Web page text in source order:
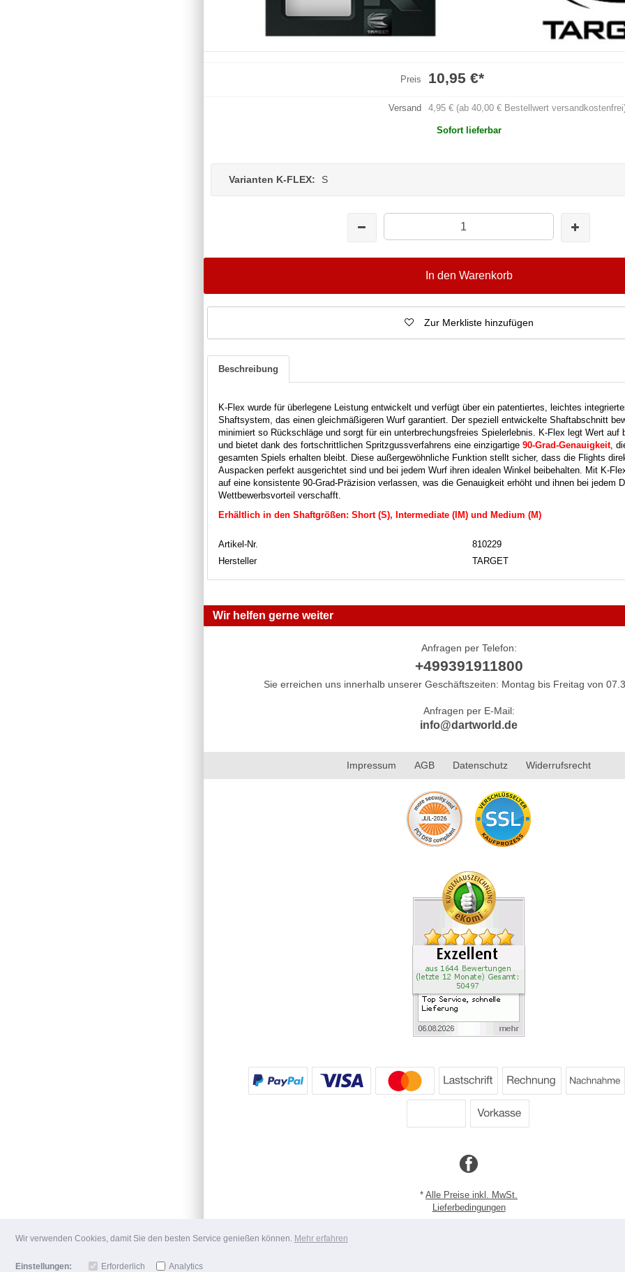
Wir verwenden Cookies, damit Sie den besten Service genießen können. Mehr erfahren
Einstellungen: Erforderlich Analytics
Preis 10,95 €*
Versand 4,95 € (ab 40,00 € Bestellwert
Sofort lieferbar
Varianten K-FLEX: S
In den Warenkorb
Zur Merkliste hinzufügen
Beschreibung
K-Flex wurde für überlegene Leistung entwickelt und verfügt über ein patentiertes, leichtes
Shaftsystem, das einen gleichmäßigeren Wurf garantiert. Der speziell entwickelte Shaftabschnitt
minimiert so Rückschläge und sorgt für ein unterbrechungsfreies Spielerlebnis.
K-Flex legt Wert auf
und bietet dank des fortschrittlichen Spritzgussverfahrens eine einzigartige 90-Grad-Genauigkeit,
gesamten Spiels erhalten bleibt. Diese außergewöhnliche Funktion stellt sicher, dass die Flights
Auspacken perfekt ausgerichtet sind und bei jedem Wurf ihren idealen Winkel beibehalten. Mit K-
auf eine konsistente 90-Grad-Präzision verlassen, was die Genauigkeit erhöht und ihnen bei jedem
Wettbewerbsvorteil verschafft.
Erhältlich in den Shaftgrößen: Short (S), Intermediate (IM) und Medium (M)
Artikel-Nr.
810229
Hersteller
TARGET
Wir helfen gerne weiter
Anfragen per Telefon:
+499391911800
Sie erreichen uns innerhalb unserer Geschäftszeiten: Montag bis Freitag von
Anfragen per E-Mail:
info@dartworld.de
Impressum AGB Datenschutz Widerrufsrecht
* Alle Preise inkl. MwSt.
Lieferbedingungen